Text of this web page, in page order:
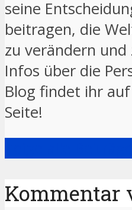
seine
beitragen, die
zu verändern und
Infos über die
Blog findet ihr
Seite!
Kommentar